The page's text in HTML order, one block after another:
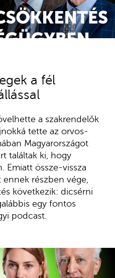
a fél
a szakrendelők
tette az orvos-
Magyarországot
találtak ki, hogy
Emiatt össze-vissza
részben vége,
következik: dicsérni
egy fontos
podcast.